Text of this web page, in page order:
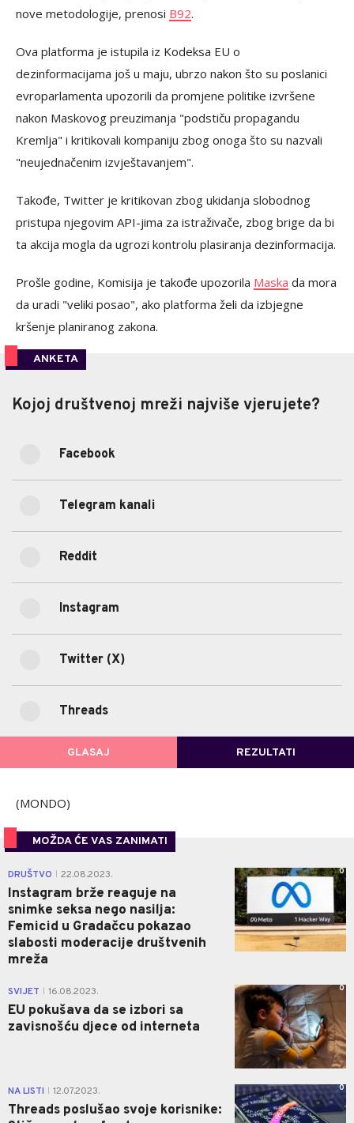
nove metodologije, prenosi B92.
Ova platforma je istupila iz Kodeksa EU o
dezinformacijama još u maju, ubrzo nakon što su poslanici
evroparlamenta upozorili da promjene politike izvršene
nakon Maskovog preuzimanja "podstiču propagandu
Kremlja" i kritikovali kompaniju zbog onoga što su nazvali
"neujednačenim izvještavanjem".
Takođe, Twitter je kritikovan zbog ukidanja slobodnog
pristupa njegovim API-jima za istraživače, zbog brige da bi
ta akcija mogla da ugrozi kontrolu plasiranja dezinformacija.
Prošle godine, Komisija je takođe upozorila Maska da mora
da uradi "veliki posao", ako platforma želi da izbjegne
kršenje planiranog zakona.
ANKETA
(6)
Instagram
Twitter (X)
POVRATAK NA GLASANJE
Kojoj društvenoj mreži najviše vjerujete?
Facebook
Telegram kanali
Reddit
Instagram
Twitter (X)
Threads
GLASAJ REZULTATI
(MONDO)
MOŽDA ĆE VAS ZANIMATI
DRUŠTVO 22.08.2023.
Instagram brže reaguje na
snimke seksa nego nasilja:
Femicid u Gradačcu pokazao
slabosti moderacije društvenih
mreža
0
SVIJET 16.08.2023.
EU pokušava da se izbori sa
zavisnošću djece od interneta
0
NA LISTI 12.07.2023.
Threads poslušao svoje korisnike:
0